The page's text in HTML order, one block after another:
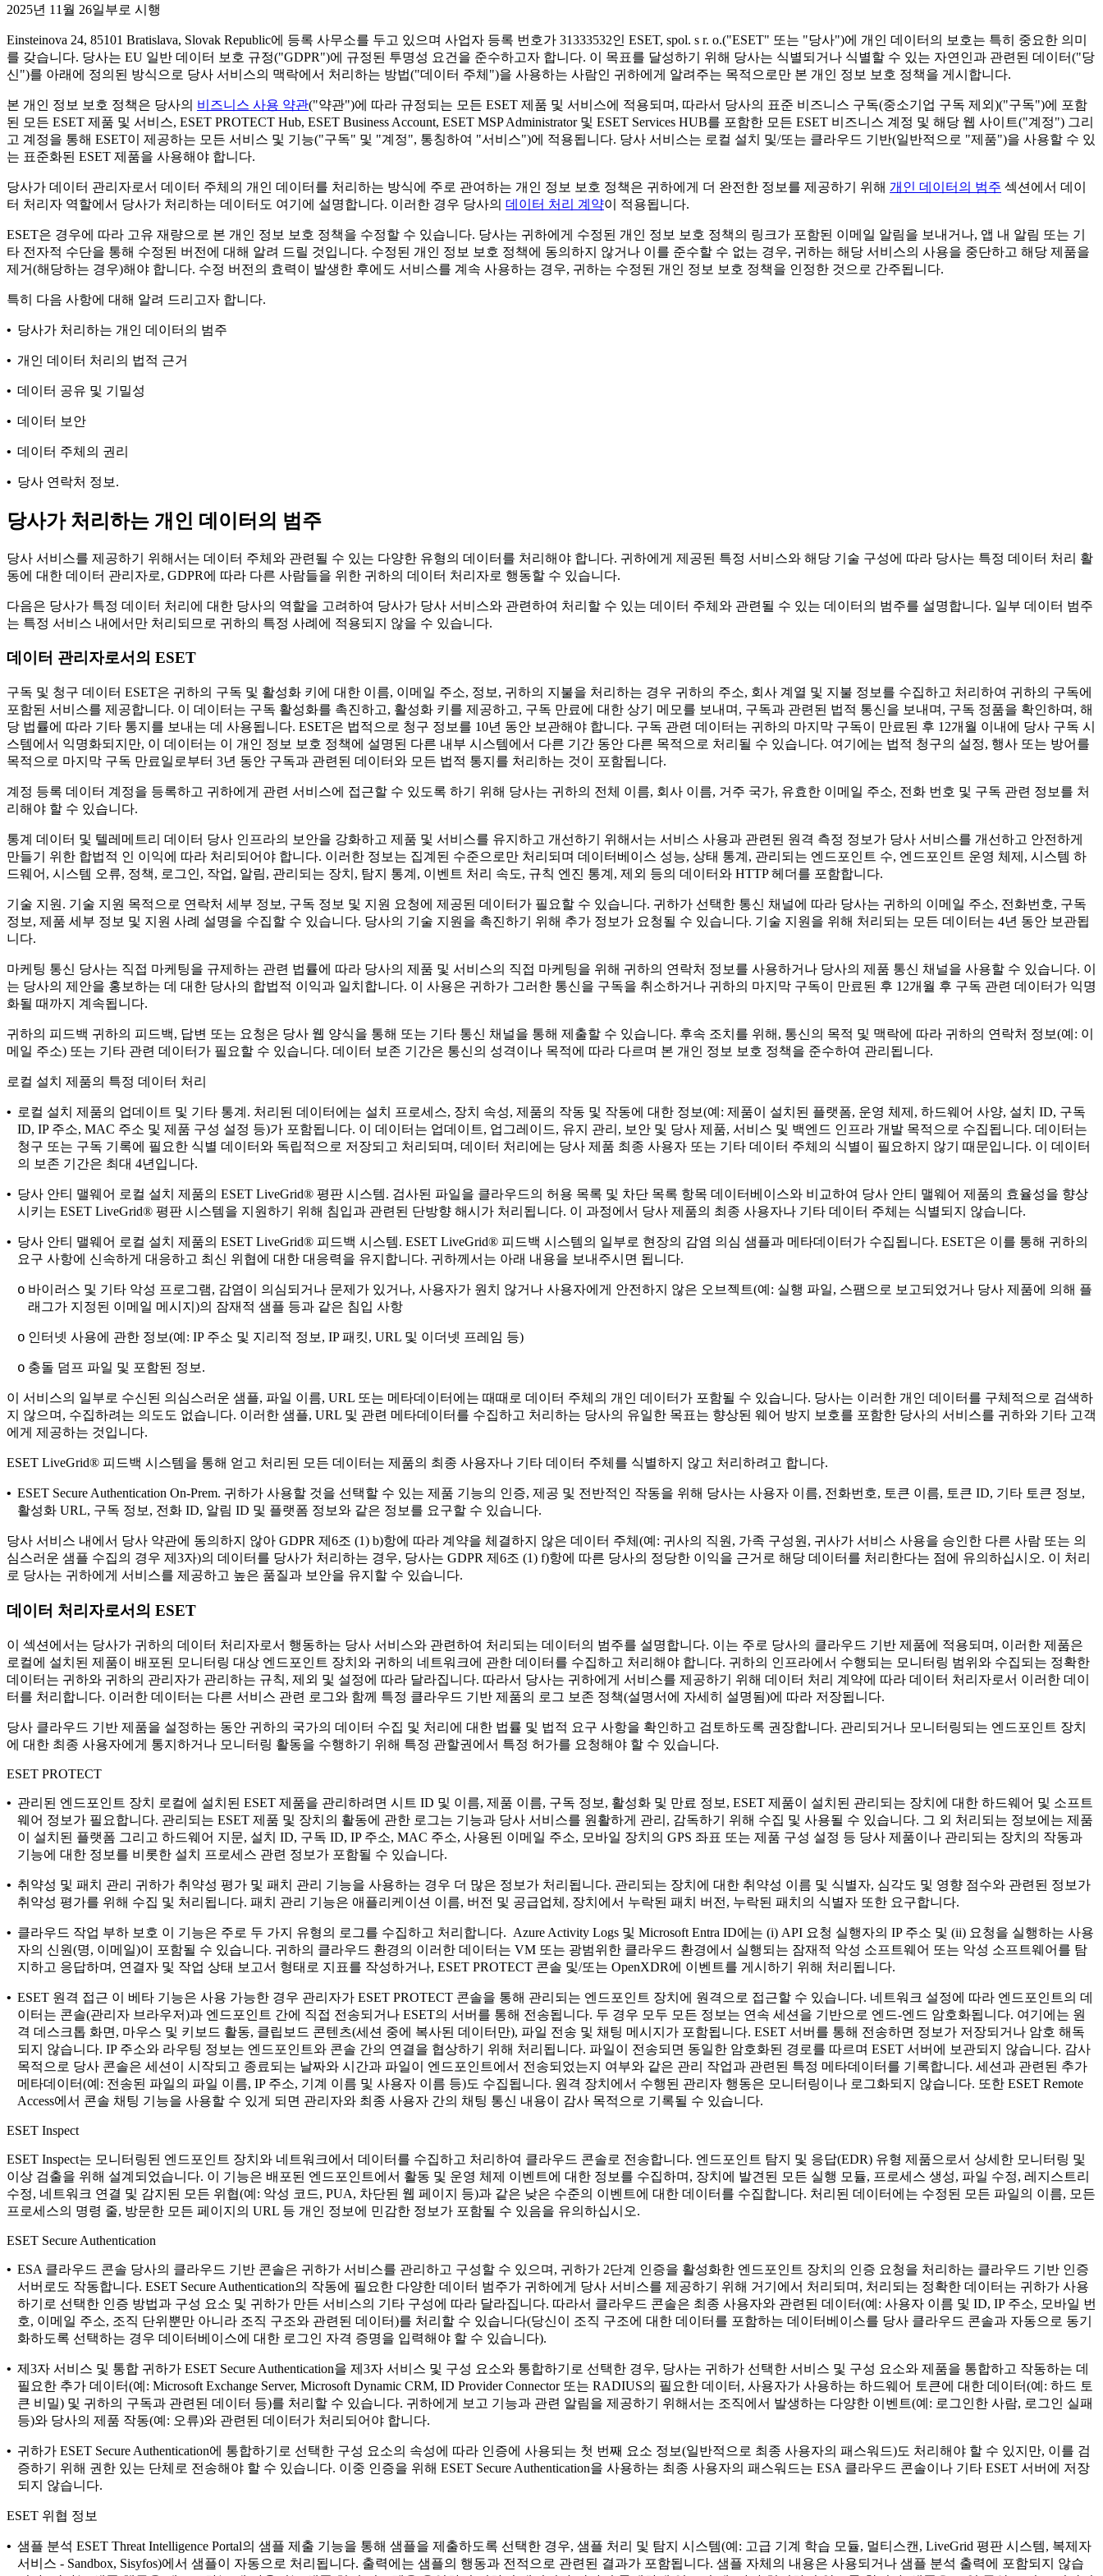
2025년 11월 26일부로 시행
Einsteinova 24, 85101 Bratislava, Slovak Republic에 등록 사무소를 두고 있으며 사업자 등록 번호가 31333532인 ESET, spol. s r. o.("ESET" 또는 "당사")에 개인 데이터의 보호는 특히 중요한 의미
를 갖습니다. 당사는 EU 일반 데이터 보호 규정("GDPR")에 규정된 투명성 요건을 준수하고자 합니다. 이 목표를 달성하기 위해 당사는 식별되거나 식별할 수 있는 자연인과 관련된 데이터("당
신")를 아래에 정의된 방식으로 당사 서비스의 맥락에서 처리하는 방법("데이터 주체 ")을 사용하는 사람인 귀하에게 알려주는 목적으로만 본 개인 정보 보호 정책을 게시합니다.
본 개인 정보 보호 정책은 당사의 비즈니스 사용 약관("약관")에 따라 규정되는 모든 ESET 제품 및 서비스에 적용되며, 따라서 당사의 표준 비즈니스 구독(중소기업 구독 제외)("구독")에 포함
된 모든 ESET 제품 및 서비스, ESET PROTECT Hub, ESET Business Account, ESET MSP Administrator 및 ESET Services HUB를 포함한 모든 ESET 비즈니스 계정 및 해당 웹 사이트("계정") 그리
고 계정을 통해 ESET이 제공하는 모든 서비스 및 기능("구독" 및 "계정", 통칭하여 "서비스")에 적용됩니다. 당사 서비스는 로컬 설치 및/또는 클라우드 기반(일반적으로 "제품")을 사용할 수 있
는 표준화된 ESET 제품을 사용해야 합니다.
당사가 데이터 관리자로서 데이터 주체의 개인 데이터를 처리하는 방식에 주로 관여하는 개인 정보 보호 정책은 귀하에게 더 완전한 정보를 제공하기 위해 개인 데이터의 범주 섹션에서 데이
터 처리자 역할에서 당사가 처리하는 데이터도 여기에 설명합니다. 이러한 경우 당사의 데이터 처리 계약이 적용됩니다.
ESET은 경우에 따라 고유 재량으로 본 개인 정보 보호 정책을 수정할 수 있습니다. 당사는 귀하에게 수정된 개인 정보 보호 정책의 링크가 포함된 이메일 알림을 보내거나, 앱 내 알림 또는 기
타 전자적 수단을 통해 수정된 버전에 대해 알려 드릴 것입니다. 수정된 개인 정보 보호 정책에 동의하지 않거나 이를 준수할 수 없는 경우, 귀하는 해당 서비스의 사용을 중단하고 해당 제품을
제거(해당하는 경우)해야 합니다. 수정 버전의 효력이 발생한 후에도 서비스를 계속 사용하는 경우, 귀하는 수정된 개인 정보 보호 정책을 인정한 것으로 간주됩니다.
특히 다음 사항에 대해 알려 드리고자 합니다.
• 당사가 처리하는 개인 데이터의 범주
• 개인 데이터 처리의 법적 근거
• 데이터 공유 및 기밀성
• 데이터 보안
• 데이터 주체의 권리
• 당사 연락처 정보.
당사가 처리하는 개인 데이터의 범주
당사 서비스를 제공하기 위해서는 데이터 주체와 관련될 수 있는 다양한 유형의 데이터를 처리해야 합니다. 귀하에게 제공된 특정 서비스와 해당 기술 구성에 따라 당사는 특정 데이터 처리 활
동에 대한 데이터 관리자로, GDPR에 따라 다른 사람들을 위한 귀하의 데이터 처리자로 행동할 수 있습니다.
다음은 당사가 특정 데이터 처리에 대한 당사의 역할을 고려하여 당사가 당사 서비스와 관련하여 처리할 수 있는 데이터 주체와 관련될 수 있는 데이터의 범주를 설명합니다. 일부 데이터 범주
는 특정 서비스 내에서만 처리되므로 귀하의 특정 사례에 적용되지 않을 수 있습니다.
데이터 관리자로서의 ESET
구독 및 청구 데이터 ESET은 귀하의 구독 및 활성화 키에 대한 이름, 이메일 주소, 정보, 귀하의 지불을 처리하는 경우 귀하의 주소, 회사 계열 및 지불 정보를 수집하고 처리하여 귀하의 구독에
포함된 서비스를 제공합니다. 이 데이터는 구독 활성화를 촉진하고, 활성화 키를 제공하고, 구독 만료에 대한 상기 메모를 보내며, 구독과 관련된 법적 통신을 보내며, 구독 정품을 확인하며, 해
당 법률에 따라 기타 통지를 보내는 데 사용됩니다. ESET은 법적으로 청구 정보를 10년 동안 보관해야 합니다. 구독 관련 데이터는 귀하의 마지막 구독이 만료된 후 12개월 이내에 당사 구독 시
스템에서 익명화되지만, 이 데이터는 이 개인 정보 보호 정책에 설명된 다른 내부 시스템에서 다른 기간 동안 다른 목적으로 처리될 수 있습니다. 여기에는 법적 청구의 설정, 행사 또는 방어를
목적으로 마지막 구독 만료일로부터 3년 동안 구독과 관련된 데이터와 모든 법적 통지를 처리하는 것이 포함됩니다.
계정 등록 데이터 계정을 등록하고 귀하에게 관련 서비스에 접근할 수 있도록 하기 위해 당사는 귀하의 전체 이름, 회사 이름, 거주 국가, 유효한 이메일 주소, 전화 번호 및 구독 관련 정보를 처
리해야 할 수 있습니다.
통계 데이터 및 텔레메트리 데이터 당사 인프라의 보안을 강화하고 제품 및 서비스를 유지하고 개선하기 위해서는 서비스 사용과 관련된 원격 측정 정보가 당사 서비스를 개선하고 안전하게
만들기 위한 합법적 인 이익에 따라 처리되어야 합니다. 이러한 정보는 집계된 수준으로만 처리되며 데이터베이스 성능, 상태 통계, 관리되는 엔드포인트 수, 엔드포인트 운영 체제, 시스템 하
드웨어, 시스템 오류, 정책, 로그인, 작업, 알림, 관리되는 장치, 탐지 통계, 이벤트 처리 속도, 규칙 엔진 통계, 제외 등의 데이터와 HTTP 헤더를 포함합니다.
기술 지원 . 기술 지원 목적으로 연락처 세부 정보, 구독 정보 및 지원 요청에 제공된 데이터가 필요할 수 있습니다. 귀하가 선택한 통신 채널에 따라 당사는 귀하의 이메일 주소, 전화번호, 구독
정보, 제품 세부 정보 및 지원 사례 설명을 수집할 수 있습니다. 당사의 기술 지원을 촉진하기 위해 추가 정보가 요청될 수 있습니다. 기술 지원을 위해 처리되는 모든 데이터는 4년 동안 보관됩
니다.
마케팅 통신 당사는 직접 마케팅을 규제하는 관련 법률에 따라 당사의 제품 및 서비스의 직접 마케팅을 위해 귀하의 연락처 정보를 사용하거나 당사의 제품 통신 채널을 사용할 수 있습니다. 이
는 당사의 제안을 홍보하는 데 대한 당사의 합법적 이익과 일치합니다. 이 사용은 귀하가 그러한 통신을 구독을 취소하거나 귀하의 마지막 구독이 만료된 후 12개월 후 구독 관련 데이터가 익명
화될 때까지 계속됩니다.
귀하의 피드백 귀하의 피드백, 답변 또는 요청은 당사 웹 양식을 통해 또는 기타 통신 채널을 통해 제출할 수 있습니다. 후속 조치를 위해, 통신의 목적 및 맥락에 따라 귀하의 연락처 정보(예: 이
메일 주소) 또는 기타 관련 데이터가 필요할 수 있습니다. 데이터 보존 기간은 통신의 성격이나 목적에 따라 다르며 본 개인 정보 보호 정책을 준수하여 관리됩니다.
로컬 설치 제품의 특정 데이터 처리
• 로컬 설치 제품의 업데이트 및 기타 통계. 처리된 데이터에는 설치 프로세스, 장치 속성, 제품의 작동 및 작동에 대한 정보(예: 제품이 설치된 플랫폼, 운영 체제, 하드웨어 사양, 설치 ID, 구독
ID, IP 주소, MAC 주소 및 제품 구성 설정 등)가 포함됩니다. 이 데이터는 업데이트, 업그레이드, 유지 관리, 보안 및 당사 제품, 서비스 및 백엔드 인프라 개발 목적으로 수집됩니다. 데이터는
청구 또는 구독 기록에 필요한 식별 데이터와 독립적으로 저장되고 처리되며, 데이터 처리에는 당사 제품 최종 사용자 또는 기타 데이터 주체의 식별이 필요하지 않기 때문입니다. 이 데이터
의 보존 기간은 최대 4년입니다.
• 당사 안티 맬웨어 로컬 설치 제품의 ESET LiveGrid® 평판 시스템. 검사된 파일을 클라우드의 허용 목록 및 차단 목록 항목 데이터베이스와 비교하여 당사 안티 맬웨어 제품의 효율성을 향상
시키는 ESET LiveGrid® 평판 시스템을 지원하기 위해 침입과 관련된 단방향 해시가 처리됩니다. 이 과정에서 당사 제품의 최종 사용자나 기타 데이터 주체는 식별되지 않습니다.
• 당사 안티 맬웨어 로컬 설치 제품의 ESET LiveGrid® 피드백 시스템. ESET LiveGrid® 피드백 시스템의 일부로 현장의 감염 의심 샘플과 메타데이터가 수집됩니다. ESET은 이를 통해 귀하의
요구 사항에 신속하게 대응하고 최신 위협에 대한 대응력을 유지합니다. 귀하께서는 아래 내용을 보내주시면 됩니다.
o 바이러스 및 기타 악성 프로그램, 감염이 의심되거나 문제가 있거나, 사용자가 원치 않거나 사용자에게 안전하지 않은 오브젝트(예: 실행 파일, 스팸으로 보고되었거나 당사 제품에 의해 플
래그가 지정된 이메일 메시지)의 잠재적 샘플 등과 같은 침입 사항
o 인터넷 사용에 관한 정보(예: IP 주소 및 지리적 정보, IP 패킷, URL 및 이더넷 프레임 등)
o 충돌 덤프 파일 및 포함된 정보.
이 서비스의 일부로 수신된 의심스러운 샘플, 파일 이름, URL 또는 메타데이터에는 때때로 데이터 주체의 개인 데이터가 포함될 수 있습니다. 당사는 이러한 개인 데이터를 구체적으로 검색하
지 않으며, 수집하려는 의도도 없습니다. 이러한 샘플, URL 및 관련 메타데이터를 수집하고 처리하는 당사의 유일한 목표는 향상된 웨어 방지 보호를 포함한 당사의 서비스를 귀하와 기타 고객
에게 제공하는 것입니다.
ESET LiveGrid® 피드백 시스템을 통해 얻고 처리된 모든 데이터는 제품의 최종 사용자나 기타 데이터 주체를 식별하지 않고 처리하려고 합니다.
• ESET Secure Authentication On-Prem. 귀하가 사용할 것을 선택할 수 있는 제품 기능의 인증, 제공 및 전반적인 작동을 위해 당사는 사용자 이름, 전화번호, 토큰 이름, 토큰 ID, 기타 토큰 정보,
활성화 URL, 구독 정보, 전화 ID, 알림 ID 및 플랫폼 정보와 같은 정보를 요구할 수 있습니다.
당사 서비스 내에서 당사 약관에 동의하지 않아 GDPR 제6조 (1) b)항에 따라 계약을 체결하지 않은 데이터 주체(예: 귀사의 직원, 가족 구성원, 귀사가 서비스 사용을 승인한 다른 사람 또는 의
심스러운 샘플 수집의 경우 제3자)의 데이터를 당사가 처리하는 경우, 당사는 GDPR 제6조 (1) f)항에 따른 당사의 정당한 이익을 근거로 해당 데이터를 처리한다는 점에 유의하십시오. 이 처리
로 당사는 귀하에게 서비스를 제공하고 높은 품질과 보안을 유지할 수 있습니다.
데이터 처리자로서의 ESET
이 섹션에서는 당사가 귀하의 데이터 처리자로서 행동하는 당사 서비스와 관련하여 처리되는 데이터의 범주를 설명합니다. 이는 주로 당사의 클라우드 기반 제품에 적용되며, 이러한 제품은
로컬에 설치된 제품이 배포된 모니터링 대상 엔드포인트 장치와 귀하의 네트워크에 관한 데이터를 수집하고 처리해야 합니다. 귀하의 인프라에서 수행되는 모니터링 범위와 수집되는 정확한
데이터는 귀하와 귀하의 관리자가 관리하는 규칙, 제외 및 설정에 따라 달라집니다. 따라서 당사는 귀하에게 서비스를 제공하기 위해 데이터 처리 계약에 따라 데이터 처리자로서 이러한 데이
터를 처리합니다. 이러한 데이터는 다른 서비스 관련 로그와 함께 특정 클라우드 기반 제품의 로그 보존 정책(설명서에 자세히 설명됨)에 따라 저장됩니다.
당사 클라우드 기반 제품을 설정하는 동안 귀하의 국가의 데이터 수집 및 처리에 대한 법률 및 법적 요구 사항을 확인하고 검토하도록 권장합니다. 관리되거나 모니터링되는 엔드포인트 장치
에 대한 최종 사용자에게 통지하거나 모니터링 활동을 수행하기 위해 특정 관할권에서 특정 허가를 요청해야 할 수 있습니다.
ESET PROTECT
• 관리된 엔드포인트 장치
로컬에 설치된 ESET 제품을 관리하려면 시트 ID 및 이름, 제품 이름, 구독 정보, 활성화 및 만료 정보, ESET 제품이 설치된 관리되는 장치에 대한 하드웨어 및 소프트
웨어 정보가 필요합니다. 관리되는 ESET 제품 및 장치의 활동에 관한 로그는 기능과 당사 서비스를 원활하게 관리, 감독하기 위해 수집 및 사용될 수 있습니다. 그 외 처리되는 정보에는 제품
이 설치된 플랫폼 그리고 하드웨어 지문, 설치 ID, 구독 ID, IP 주소, MAC 주소, 사용된 이메일 주소, 모바일 장치의 GPS 좌표 또는 제품 구성 설정 등 당사 제품이나 관리되는 장치의 작동과
기능에 대한 정보를 비롯한 설치 프로세스 관련 정보가 포함될 수 있습니다.
• 취약성 및 패치 관리 귀하가 취약성 평가 및 패치 관리 기능을 사용하는 경우 더 많은 정보가 처리됩니다. 관리되는 장치에 대한 취약성 이름 및 식별자, 심각도 및 영향 점수와 관련된 정보가
취약성 평가를 위해 수집 및 처리됩니다. 패치 관리 기능은 애플리케이션 이름, 버전 및 공급업체, 장치에서 누락된 패치 버전, 누락된 패치의 식별자 또한 요구합니다.
• 클라우드 작업 부하 보호 이 기능은 주로 두 가지 유형의 로그를 수집하고 처리합니다. Azure Activity Logs 및 Microsoft Entra ID에는 (i) API 요청 실행자의 IP 주소 및 (ii) 요청을 실행하는 사용
자의 신원(명, 이메일)이 포함될 수 있습니다. 귀하의 클라우드 환경의 이러한 데이터는 VM 또는 광범위한 클라우드 환경에서 실행되는 잠재적 악성 소프트웨어 또는 악성 소프트웨어를 탐
지하고 응답하며, 연결자 및 작업 상태 보고서 형태로 지표를 작성하거나, ESET PROTECT 콘솔 및/또는 OpenXDR에 이벤트를 게시하기 위해 처리됩니다.
• ESET 원격 접근 이 베타 기능은 사용 가능한 경우 관리자가 ESET PROTECT 콘솔을 통해 관리되는 엔드포인트 장치에 원격으로 접근할 수 있습니다. 네트워크 설정에 따라 엔드포인트의 데
이터는 콘솔(관리자 브라우저)과 엔드포인트 간에 직접 전송되거나 ESET의 서버를 통해 전송됩니다. 두 경우 모두 모든 정보는 연속 세션을 기반으로 엔드-엔드 암호화됩니다. 여기에는 원
격 데스크톱 화면, 마우스 및 키보드 활동, 클립보드 콘텐츠(세션 중에 복사된 데이터만), 파일 전송 및 채팅 메시지가 포함됩니다. ESET 서버를 통해 전송하면 정보가 저장되거나 암호 해독
되지 않습니다. IP 주소와 라우팅 정보는 엔드포인트와 콘솔 간의 연결을 협상하기 위해 처리됩니다. 파일이 전송되면 동일한 암호화된 경로를 따르며 ESET 서버에 보관되지 않습니다. 감사
목적으로 당사 콘솔은 세션이 시작되고 종료되는 날짜와 시간과 파일이 엔드포인트에서 전송되었는지 여부와 같은 관리 작업과 관련된 특정 메타데이터를 기록합니다. 세션과 관련된 추가
메타데이터(예: 전송된 파일의 파일 이름, IP 주소, 기계 이름 및 사용자 이름 등)도 수집됩니다. 원격 장치에서 수행된 관리자 행동은 모니터링이나 로그화되지 않습니다. 또한 ESET Remote
Access에서 콘솔 채팅 기능을 사용할 수 있게 되면 관리자와 최종 사용자 간의 채팅 통신 내용이 감사 목적으로 기록될 수 있습니다.
ESET Inspect
ESET Inspect는 모니터링된 엔드포인트 장치와 네트워크에서 데이터를 수집하고 처리하여 클라우드 콘솔로 전송합니다. 엔드포인트 탐지 및 응답(EDR) 유형 제품으로서 상세한 모니터링 및
이상 검출을 위해 설계되었습니다. 이 기능은 배포된 엔드포인트에서 활동 및 운영 체제 이벤트에 대한 정보를 수집하며, 장치에 발견된 모든 실행 모듈, 프로세스 생성, 파일 수정, 레지스트리
수정, 네트워크 연결 및 감지된 모든 위협(예: 악성 코드, PUA, 차단된 웹 페이지 등)과 같은 낮은 수준의 이벤트에 대한 데이터를 수집합니다. 처리된 데이터에는 수정된 모든 파일의 이름, 모든
프로세스의 명령 줄, 방문한 모든 페이지의 URL 등 개인 정보에 민감한 정보가 포함될 수 있음을 유의하십시오.
ESET Secure Authentication
• ESA 클라우드 콘솔 당사의 클라우드 기반 콘솔은 귀하가 서비스를 관리하고 구성할 수 있으며, 귀하가 2단계 인증을 활성화한 엔드포인트 장치의 인증 요청을 처리하는 클라우드 기반 인증
서버로도 작동합니다. ESET Secure Authentication의 작동에 필요한 다양한 데이터 범주가 귀하에게 당사 서비스를 제공하기 위해 거기에서 처리되며, 처리되는 정확한 데이터는 귀하가 사용
하기로 선택한 인증 방법과 구성 요소 및 귀하가 만든 서비스의 기타 구성에 따라 달라집니다. 따라서 클라우드 콘솔은 최종 사용자와 관련된 데이터(예: 사용자 이름 및 ID, IP 주소, 모바일 번
호, 이메일 주소, 조직 단위뿐만 아니라 조직 구조와 관련된 데이터)를 처리할 수 있습니다(당신이 조직 구조에 대한 데이터를 포함하는 데이터베이스를 당사 클라우드 콘솔과 자동으로 동기
화하도록 선택하는 경우 데이터베이스에 대한 로그인 자격 증명을 입력해야 할 수 있습니다).
• 제3자 서비스 및 통합 귀하가 ESET Secure Authentication을 제3자 서비스 및 구성 요소와 통합하기로 선택한 경우, 당사는 귀하가 선택한 서비스 및 구성 요소와 제품을 통합하고 작동하는 데
필요한 추가 데이터(예: Microsoft Exchange Server, Microsoft Dynamic CRM, ID Provider Connector 또는 RADIUS의 필요한 데이터, 사용자가 사용하는 하드웨어 토큰에 대한 데이터(예: 하드 토
큰 비밀) 및 귀하의 구독과 관련된 데이터 등)를 처리할 수 있습니다. 귀하에게 보고 기능과 관련 알림을 제공하기 위해서는 조직에서 발생하는 다양한 이벤트(예: 로그인한 사람, 로그인 실패
등)와 당사의 제품 작동(예: 오류)와 관련된 데이터가 처리되어야 합니다.
• 귀하가 ESET Secure Authentication에 통합하기로 선택한 구성 요소의 속성에 따라 인증에 사용되는 첫 번째 요소 정보(일반적으로 최종 사용자의 패스워드)도 처리해야 할 수 있지만, 이를 검
증하기 위해 권한 있는 단체로 전송해야 할 수 있습니다. 이중 인증을 위해 ESET Secure Authentication을 사용하는 최종 사용자의 패스워드는 ESA 클라우드 콘솔이나 기타 ESET 서버에 저장
되지 않습니다.
ESET 위협 정보
• 샘플 분석 ESET Threat Intelligence Portal의 샘플 제출 기능을 통해 샘플을 제출하도록 선택한 경우, 샘플 처리 및 탐지 시스템(예: 고급 기계 학습 모듈, 멀티스캔, LiveGrid 평판 시스템, 복제자
서비스 - Sandbox, Sisyfos)에서 샘플이 자동으로 처리됩니다. 출력에는 샘플의 행동과 전적으로 관련된 결과가 포함됩니다. 샘플 자체의 내용은 사용되거나 샘플 분석 출력에 포함되지 않습